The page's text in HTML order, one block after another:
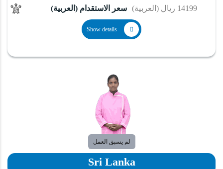
(العربية) سعر الاستقدام
(العربية) 14199 ريال
Show details
لم يسبق العمل
Sri Lanka